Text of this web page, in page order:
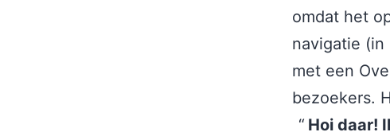
omdat het
navigatie (in
met een
bezoekers.
Hoi daar!